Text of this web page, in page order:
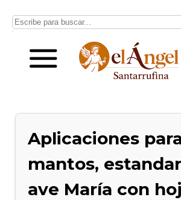
Aplicaciones
mantos,
ave María con